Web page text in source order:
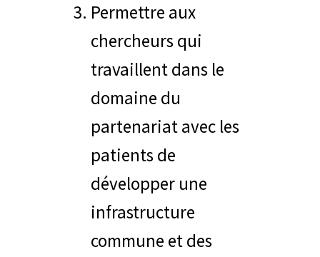
Permettre aux
chercheurs qui
travaillent dans le
domaine du
partenariat avec les
patients de
développer une
infrastructure
commune et des